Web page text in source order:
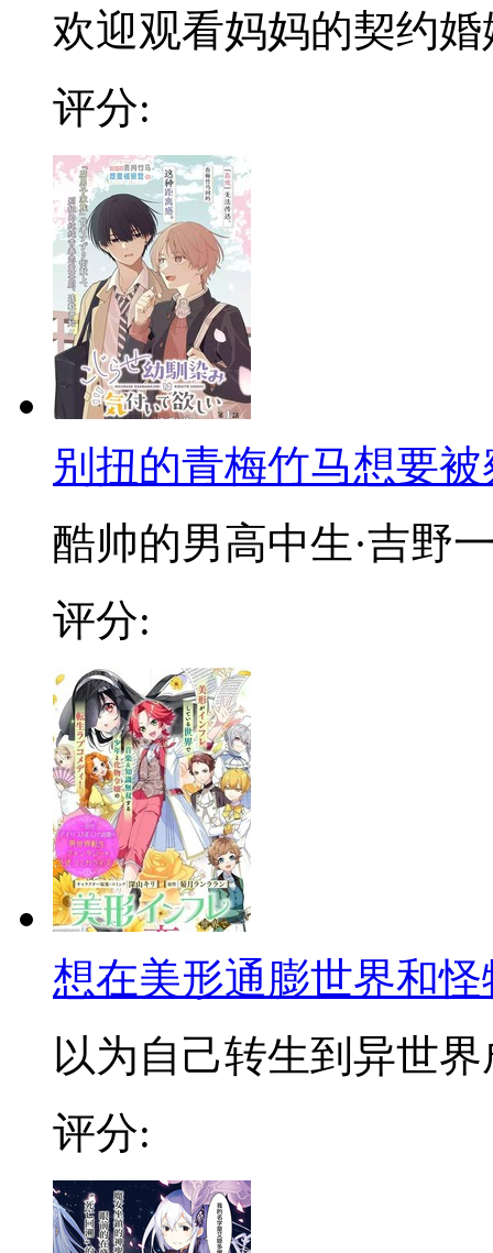
欢迎观看妈妈的契约婚
评分:
别扭的青梅竹马想要被
酷帅的男高中生·吉野
评分:
想在美形通膨世界和
以为自己转生到异世界
评分: